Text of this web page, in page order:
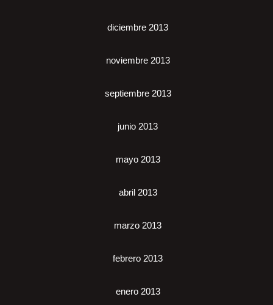
diciembre 2013
noviembre 2013
septiembre 2013
junio 2013
mayo 2013
abril 2013
marzo 2013
febrero 2013
enero 2013